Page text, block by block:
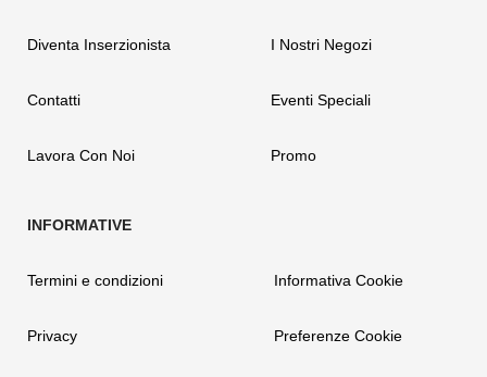
Diventa Inserzionista
Contatti
Lavora Con Noi
I Nostri Negozi
Eventi Speciali
Promo
Termini e condizioni
Privacy
Informativa Cookie
Preferenze Cookie